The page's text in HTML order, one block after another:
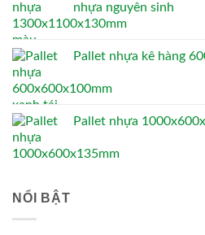
nhựa nguyên sinh
Pallet nhựa kê hàng
Pallet nhựa
NỔI BẬT